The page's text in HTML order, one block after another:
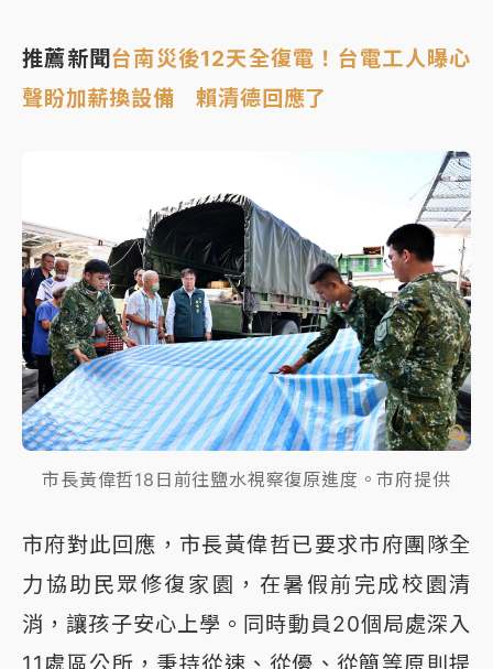
推薦新聞 台南災後12天全復電！台電工人曝心
聲盼加薪換設備 賴清德回應了
市長黃偉哲18日前往鹽水視察復原進度。市府提供
市府對此回應，市長黃偉哲已要求市府團隊全
力協助民眾修復家園，在暑假前完成校園清
消，讓孩子安心上學。同時動員20個局處深入
11處區公所，秉持從速、從優、從簡等原則提